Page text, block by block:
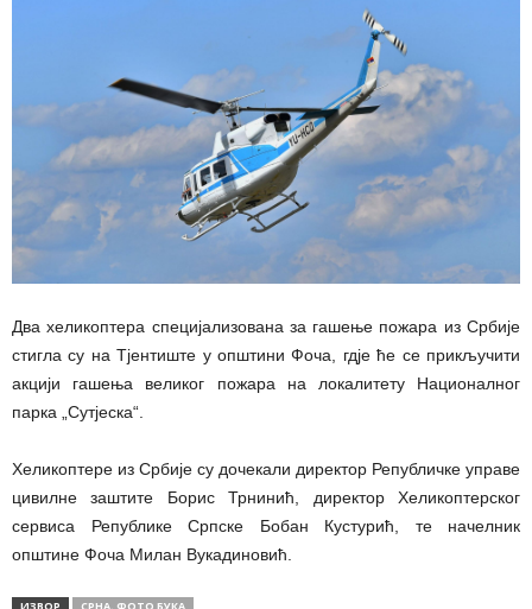
Два хеликоптера специјализована за гашење пожара из Србије
стигла су на Тјентиште у општини Фоча, гдје ће се прикључити
акцији гашења великог пожара на локалитету Националног
парка „Сутјеска“.
Хеликоптере из Србије су дочекали директор Републичке управе
цивилне заштите Борис Трнинић, директор Хеликоптерског
сервиса Републике Српске Бобан Кустурић, те начелник
општине Фоча Милан Вукадиновић.
ИЗВОР
СРНА, ФОТО БУКА